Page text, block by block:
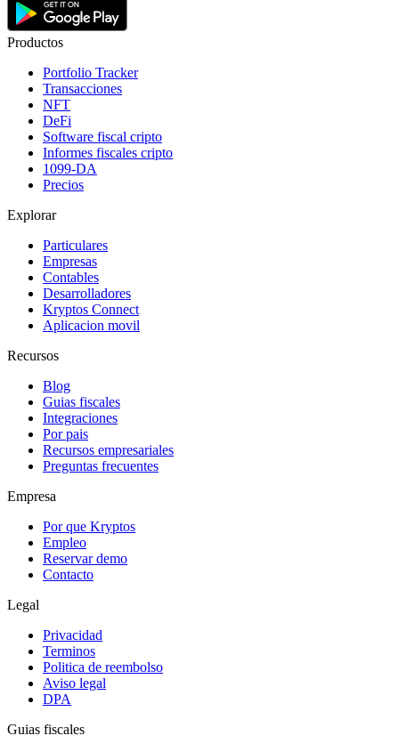
Productos
Portfolio Tracker
Transacciones
NFT
DeFi
Software fiscal cripto
Informes fiscales cripto
1099-DA
Precios
Explorar
Particulares
Empresas
Contables
Desarrolladores
Kryptos Connect
Aplicacion movil
Recursos
Blog
Guias fiscales
Integraciones
Por pais
Recursos empresariales
Preguntas frecuentes
Empresa
Por que Kryptos
Empleo
Reservar demo
Contacto
Legal
Privacidad
Terminos
Politica de reembolso
Aviso legal
DPA
Guias fiscales